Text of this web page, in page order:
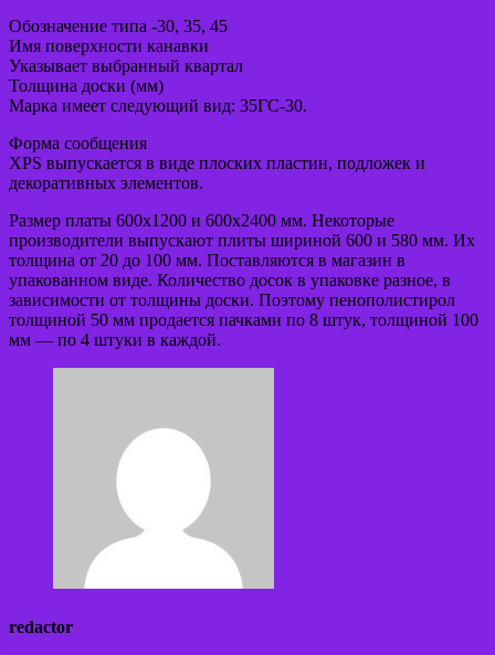
Обозначение типа -30, 35, 45
Имя поверхности канавки
Указывает выбранный квартал
Толщина доски (мм)
Марка имеет следующий вид: 35ГС-30.
Форма сообщения
XPS выпускается в виде плоских пластин, подложек и
декоративных элементов.
Размер платы 600х1200 и 600х2400 мм. Некоторые
производители выпускают плиты шириной 600 и 580 мм. Их
толщина от 20 до 100 мм. Поставляются в магазин в
упакованном виде. Количество досок в упаковке разное, в
зависимости от толщины доски. Поэтому пенополистирол
толщиной 50 мм продается пачками по 8 штук, толщиной 100
мм — по 4 штуки в каждой.
redactor